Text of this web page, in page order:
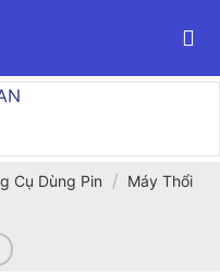
Cụ Dùng Pin / Máy Thổi